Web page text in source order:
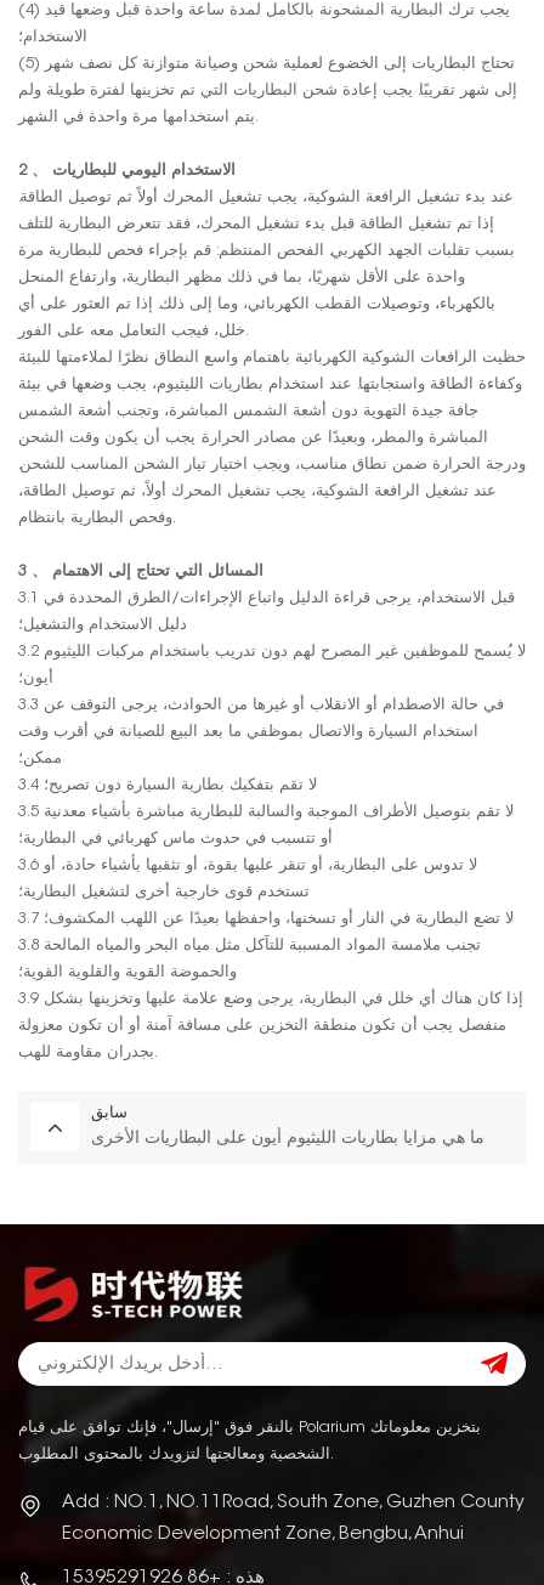
(4) يجب ترك البطارية المشحونة بالكامل لمدة ساعة واحدة قبل وضعها قيد
الاستخدام؛
(5) تحتاج البطاريات إلى الخضوع لعملية شحن وصيانة متوازنة كل نصف شهر
إلى شهر تقريبًا. يجب إعادة شحن البطاريات التي تم تخزينها لفترة طويلة ولم
2 、 الاستخدام اليومي للبطاريات
عند بدء تشغيل الرافعة الشوكية، يجب تشغيل المحرك أولاً ثم توصيل الطاقة.
إذا تم تشغيل الطاقة قبل بدء تشغيل المحرك، فقد تتعرض البطارية للتلف
بسبب تقلبات الجهد الكهربي. الفحص المنتظم: قم بإجراء فحص للبطارية مرة
واحدة على الأقل شهريًا، بما في ذلك مظهر البطارية، وارتفاع المنحل
بالكهرباء، وتوصيلات القطب الكهربائي، وما إلى ذلك. إذا تم العثور على أي
حظيت الرافعات الشوكية الكهربائية باهتمام واسع النطاق نظرًا لملاءمتها للبيئة
وكفاءة الطاقة واستجابتها. عند استخدام بطاريات الليثيوم، يجب وضعها في بيئة
جافة جيدة التهوية دون أشعة الشمس المباشرة، وتجنب أشعة الشمس
المباشرة والمطر، وبعيدًا عن مصادر الحرارة. يجب أن يكون وقت الشحن
ودرجة الحرارة ضمن نطاق مناسب، ويجب اختيار تيار الشحن المناسب للشحن.
عند تشغيل الرافعة الشوكية، يجب تشغيل المحرك أولاً، ثم توصيل الطاقة،
3 、 المسائل التي تحتاج إلى الاهتمام
3.1 قبل الاستخدام، يرجى قراءة الدليل واتباع الإجراءات/الطرق المحددة في
دليل الاستخدام والتشغيل؛
3.2 لا يُسمح للموظفين غير المصرح لهم دون تدريب باستخدام مركبات الليثيوم
أيون؛
3.3 في حالة الاصطدام أو الانقلاب أو غيرها من الحوادث، يرجى التوقف عن
استخدام السيارة والاتصال بموظفي ما بعد البيع للصيانة في أقرب وقت
ممكن؛
3.4 لا تقم بتفكيك بطارية السيارة دون تصريح؛
3.5 لا تقم بتوصيل الأطراف الموجبة والسالبة للبطارية مباشرة بأشياء معدنية
أو تتسبب في حدوث ماس كهربائي في البطارية؛
3.6 لا تدوس على البطارية، أو تنقر عليها بقوة، أو تثقبها بأشياء حادة، أو
تستخدم قوى خارجية أخرى لتشغيل البطارية؛
3.7 لا تضع البطارية في النار أو تسخنها، واحفظها بعيدًا عن اللهب المكشوف؛
3.8 تجنب ملامسة المواد المسببة للتآكل مثل مياه البحر والمياه المالحة
والحموضة القوية والقلوية القوية؛
3.9 إذا كان هناك أي خلل في البطارية، يرجى وضع علامة عليها وتخزينها بشكل
منفصل. يجب أن تكون منطقة التخزين على مسافة آمنة أو أن تكون معزولة
سابق
ما هي مزايا بطاريات الليثيوم أيون على البطاريات الأخرى
بالنقر فوق "إرسال"، فإنك توافق على قيام Polarium بتخزين معلوماتك
الشخصية ومعالجتها لتزويدك بالمحتوى المطلوب.
Add : NO.1, NO.11Road, South Zone, Guzhen County
Economic Development Zone, Bengbu, Anhui
هذه : +86 15395291926